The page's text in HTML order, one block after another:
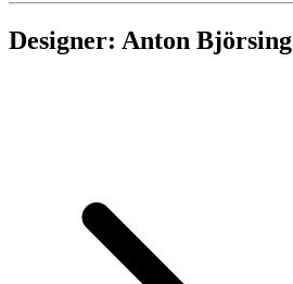
Designer: Anton Björsing